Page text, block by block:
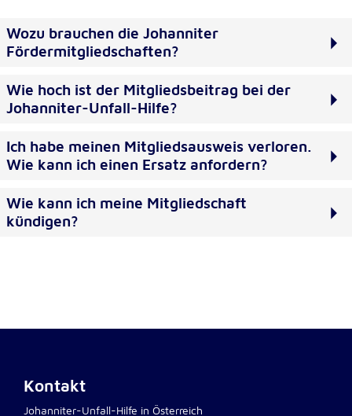
Wozu brauchen die Johanniter
Fördermitgliedschaften?
Wie hoch ist der Mitgliedsbeitrag bei der
Johanniter-Unfall-Hilfe?
Ich habe meinen Mitgliedsausweis verloren.
Wie kann ich einen Ersatz anfordern?
Wie kann ich meine Mitgliedschaft
kündigen?
Kontakt
Johanniter-Unfall-Hilfe in Österreich
Cookie Laufzeit:
1 Jahr
Einverständnis-Cookie
cookie_consent
Zweck:
Einverständnis-Optionen des Benutzers
Google Analytics